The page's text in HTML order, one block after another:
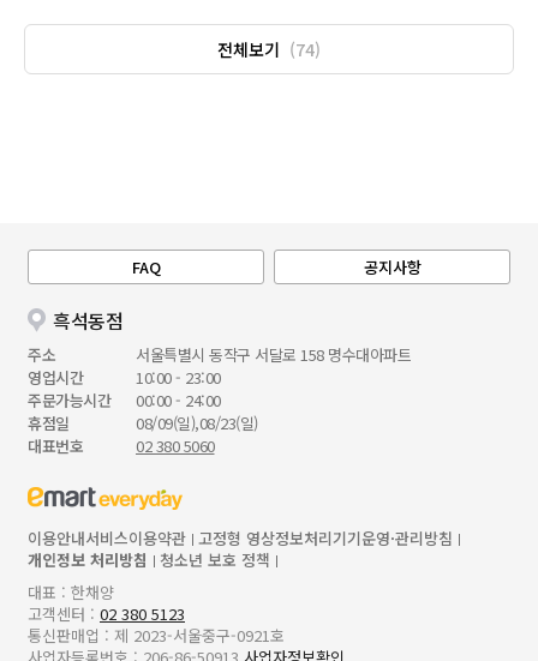
전체보기 (74)
FAQ 공지사항
흑석동점
주소
서울특별시 동작구 서달로 158 명수대아파트
영업시간
10:00 - 23:00
주문가능시간
00:00 - 24:00
휴점일
08/09(일),08/23(일)
대표번호
02 380 5060
이용안내서비스이용약관 고정형 영상정보처리기기운영·관리방침
개인정보 처리방침
청소년 보호 정책
대표 : 한채양
고객센터 : 02 380 5123
통신판매업 : 제 2023-서울중구-0921호